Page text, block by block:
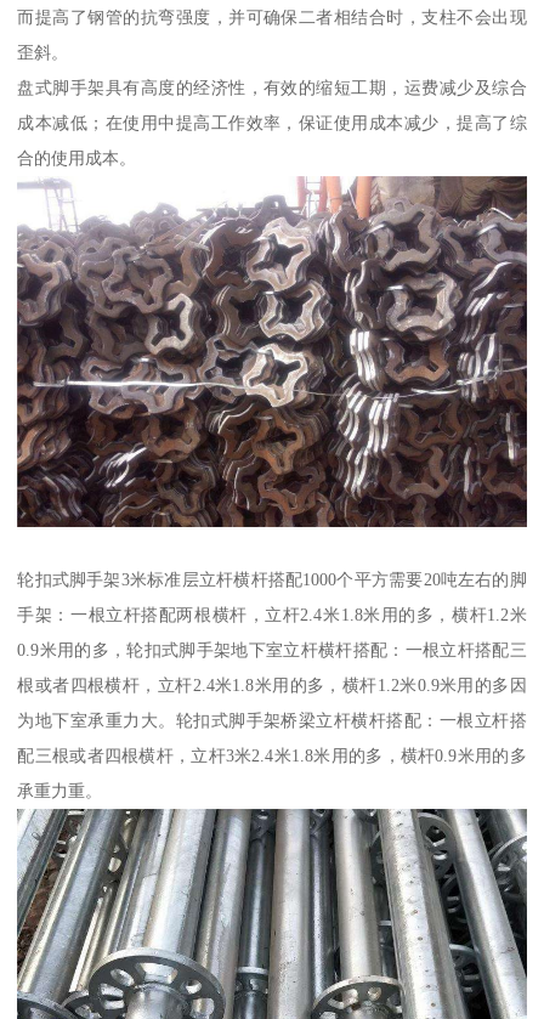
而提高了钢管的抗弯强度，并可确保二者相结合时，支柱不会出现
歪斜。
盘式脚手架具有高度的经济性，有效的缩短工期，运费减少及综合
成本减低；在使用中提高工作效率，保证使用成本减少，提高了综
合的使用成本。
轮扣式脚手架3米标准层立杆横杆搭配1000个平方需要20吨左右的脚
手架：一根立杆搭配两根横杆，立杆2.4米1.8米用的多，横杆1.2米
0.9米用的多，轮扣式脚手架地下室立杆横杆搭配：一根立杆搭配三
根或者四根横杆，立杆2.4米1.8米用的多，横杆1.2米0.9米用的多因
为地下室承重力大。轮扣式脚手架桥梁立杆横杆搭配：一根立杆搭
配三根或者四根横杆，立杆3米2.4米1.8米用的多，横杆0.9米用的多
承重力重。